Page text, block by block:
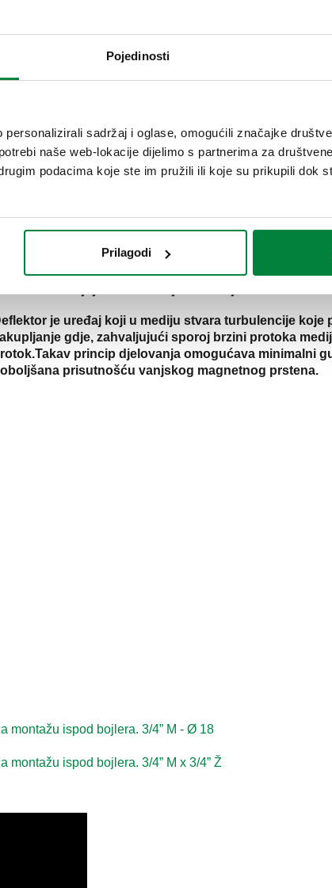
Pojedinosti
sadržaj i oglase, omogućili značajke
naše web-lokacije dijelimo s partnerima za
podacima koje ste im pružili ili koje su prikupili dok
Prilagodi
Odvajač nečistoća s magnetom DIRTMAGSLIM®
zahvaljujući unutrašnjem uređaju – deflektoru
je uređaj koji u mediju stvara turbulencije
gdje, zahvaljujući sporoj brzini protoka
princip djelovanja omogućava minimalni
prisutnošću vanjskog magnetnog prstena.
montažu ispod bojlera. 3/4” M - Ø 18
ispod bojlera. 3/4” M x 3/4” Ž